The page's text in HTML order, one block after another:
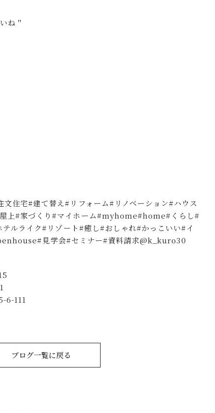
ね＂
住宅#建て替え#リフォーム#リノベーション#ハウス
上#家づくり#マイホーム#myhome#home#くらし#
ルライク#リゾート#癒し#おしゃれ#かっこいい#イ
見学会#セミナー#資料請求@k_kuro30
6-111
ブログ一覧に戻る